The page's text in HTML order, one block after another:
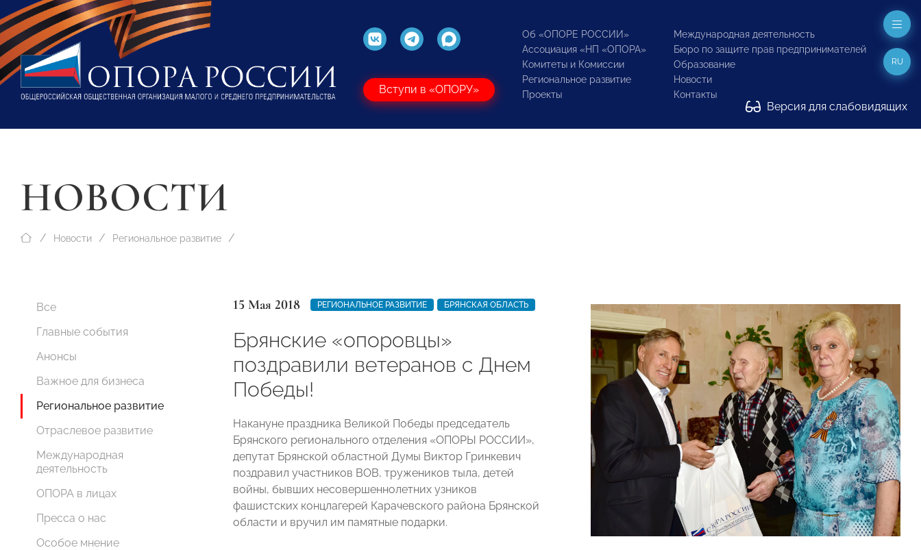
Вступи в «ОПОРУ»
Об «ОПОРЕ РОССИИ»
Ассоциация «НП «ОПОРА»
Комитеты и Комиссии
Региональное развитие
Проекты
Международная деятельность
Бюро по защите прав предпринимателей
Образование
Новости
Контакты
Версия для слабовидящих
RU
НОВОСТИ
Новости Региональное развитие
Все
Главные события
Анонсы
Важное для бизнеса
Региональное развитие
Отраслевое развитие
Международная
деятельность
ОПОРА в лицах
Пресса о нас
Особое мнение
15 Мая 2018 РЕГИОНАЛЬНОЕ РАЗВИТИЕ БРЯНСКАЯ ОБЛАСТЬ
Брянские «опоровцы»
поздравили ветеранов с Днем
Победы!
Накануне праздника Великой Победы председатель
Брянского регионального отделения «ОПОРЫ РОССИИ»,
депутат Брянской областной Думы Виктор Гринкевич
поздравил участников ВОВ, тружеников тыла, детей
войны, бывших несовершеннолетних узников
фашистских концлагерей Карачевского района Брянской
области и вручил им памятные подарки.